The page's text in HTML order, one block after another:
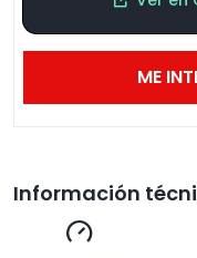
ME
Información